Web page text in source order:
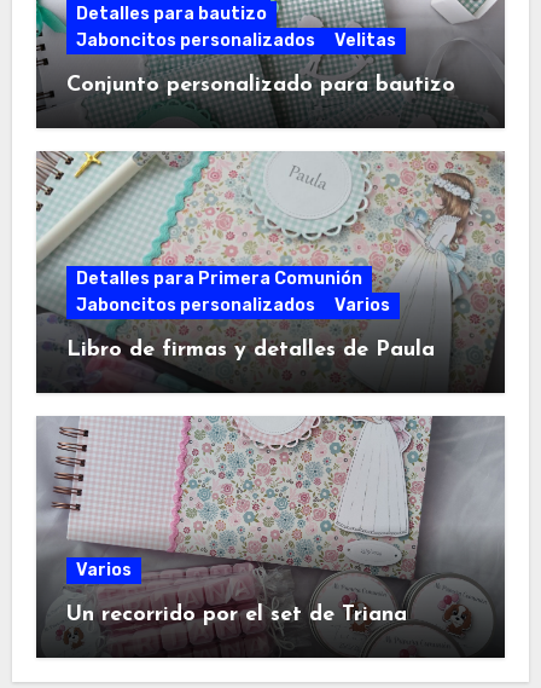
Detalles para bautizo
Jaboncitos personalizados
Velitas
Conjunto personalizado para bautizo
Detalles para Primera Comunión
Jaboncitos personalizados
Varios
Libro de firmas y detalles de Paula
Varios
Un recorrido por el set de Triana